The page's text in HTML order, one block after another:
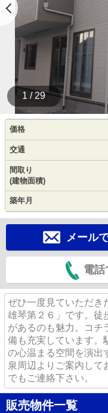
1 / 29
価格
交通
間取り
(建物面積)
築年月
メール
電
ぜひ一度見ていただき
雄琴第２６」です。徒
があるのも魅力。コチ
備も充実しています。
の心温まる空間を演出
泉周辺よりご案内して
でもご連絡下さい。
販売物件一覧